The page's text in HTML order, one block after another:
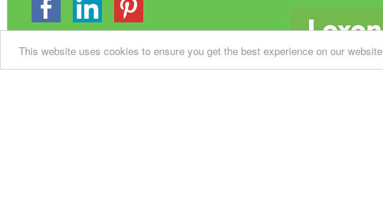
This website uses cookies to ensure you get the best experience on our website